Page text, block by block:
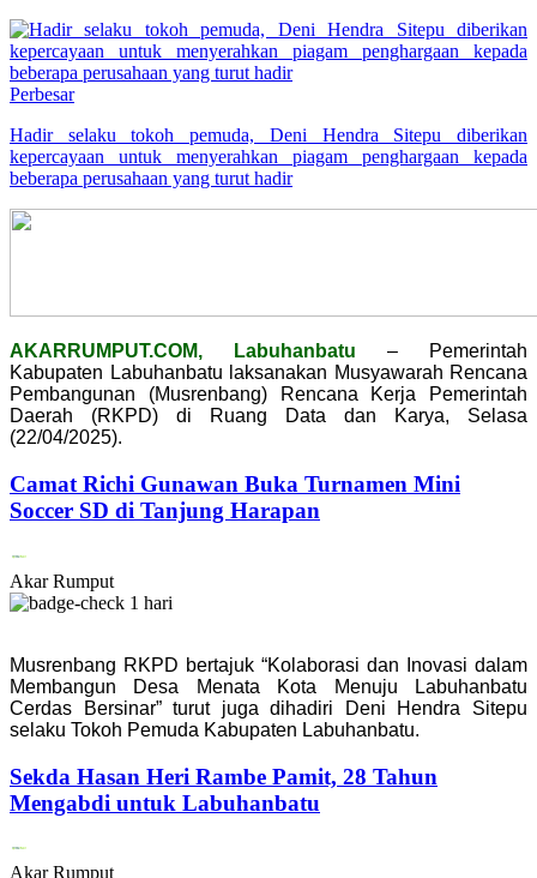
Perbesar
Hadir selaku tokoh pemuda, Deni Hendra Sitepu diberikan
kepercayaan untuk menyerahkan piagam penghargaan kepada
beberapa perusahaan yang turut hadir
AKARRUMPUT.COM, Labuhanbatu – Pemerintah
Kabupaten Labuhanbatu laksanakan Musyawarah Rencana
Pembangunan (Musrenbang) Rencana Kerja Pemerintah
Daerah (RKPD) di Ruang Data dan Karya, Selasa
(22/04/2025).
Camat Richi Gunawan Buka Turnamen Mini
Soccer SD di Tanjung Harapan
Akar Rumput
1 hari
Musrenbang RKPD bertajuk “Kolaborasi dan Inovasi dalam
Membangun Desa Menata Kota Menuju Labuhanbatu
Cerdas Bersinar” turut juga dihadiri Deni Hendra Sitepu
selaku Tokoh Pemuda Kabupaten Labuhanbatu.
Sekda Hasan Heri Rambe Pamit, 28 Tahun
Mengabdi untuk Labuhanbatu
Akar Rumput